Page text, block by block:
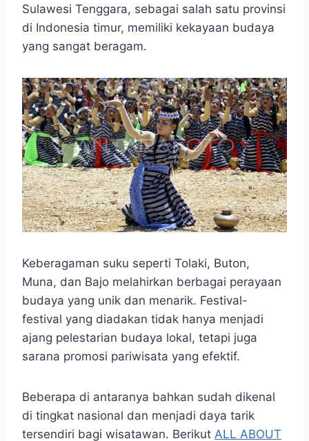
Sulawesi Tenggara, sebagai salah satu provinsi
di Indonesia timur, memiliki kekayaan budaya
yang sangat beragam.
Keberagaman suku seperti Tolaki, Buton,
Muna, dan Bajo melahirkan berbagai perayaan
budaya yang unik dan menarik. Festival-
festival yang diadakan tidak hanya menjadi
ajang pelestarian budaya lokal, tetapi juga
sarana promosi pariwisata yang efektif.
Beberapa di antaranya bahkan sudah dikenal
di tingkat nasional dan menjadi daya tarik
tersendiri bagi wisatawan. Berikut ALL ABOUT